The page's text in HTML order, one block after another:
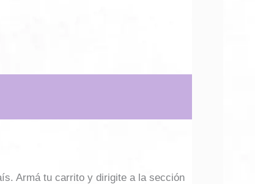
Armá tu carrito y dirigite a la sección